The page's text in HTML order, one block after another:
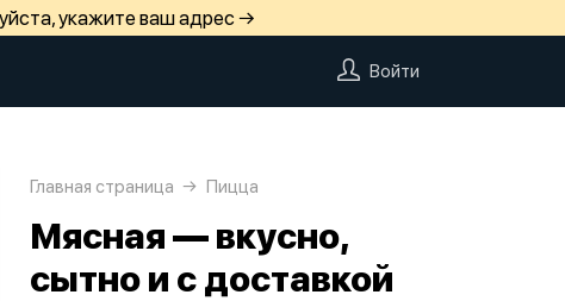
укажите ваш адрес →
Войти
Главная страница Пицца
Мясная — вкусно,
сытно и с доставкой